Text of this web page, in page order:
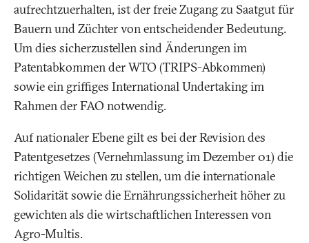
aufrechtzuerhalten, ist der freie Zugang zu Saatgut für
Bauern und Züchter von entscheidender Bedeutung.
Um dies sicherzustellen sind Änderungen im
Patentabkommen der WTO (TRIPS-Abkommen)
sowie ein griffiges International Undertaking im
Rahmen der FAO notwendig.
Auf nationaler Ebene gilt es bei der Revision des
Patentgesetzes (Vernehmlassung im Dezember 01) die
richtigen Weichen zu stellen, um die internationale
Solidarität sowie die Ernährungssicherheit höher zu
gewichten als die wirtschaftlichen Interessen von
Agro-Multis.